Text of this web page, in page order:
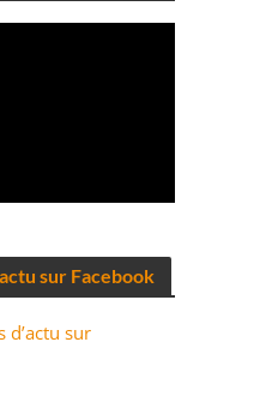
sur Facebook
d’actu sur